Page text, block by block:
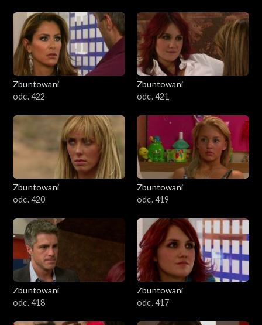
Zbuntowani
odc. 422
Zbuntowani
odc. 421
Zbuntowani
odc. 420
Zbuntowani
odc. 419
Zbuntowani
odc. 418
Zbuntowani
odc. 417